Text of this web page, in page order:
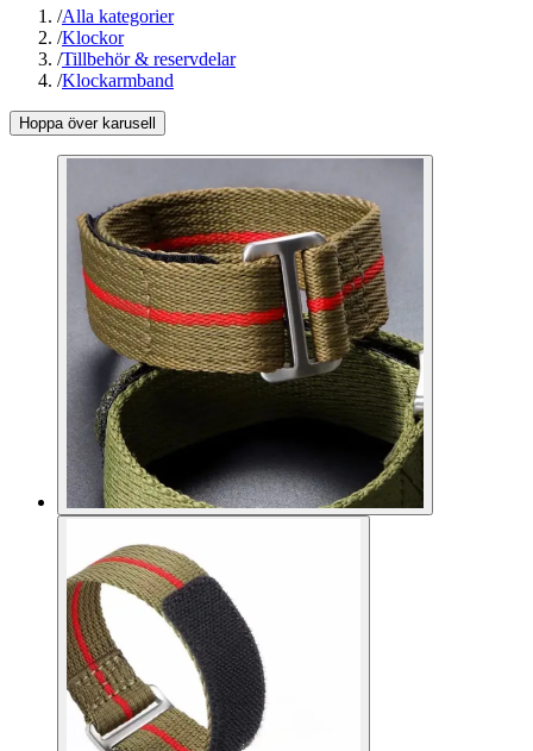
/Alla kategorier
/Klockor
/Tillbehör & reservdelar
/Klockarmband
Hoppa över karusell